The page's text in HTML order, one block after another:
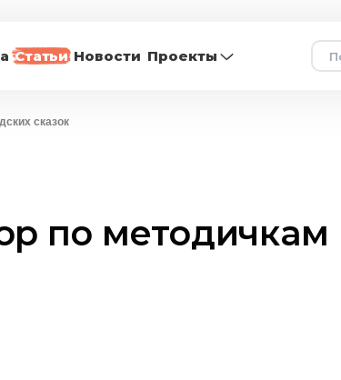
Статьи Новости Проекты
сказок
по методичкам